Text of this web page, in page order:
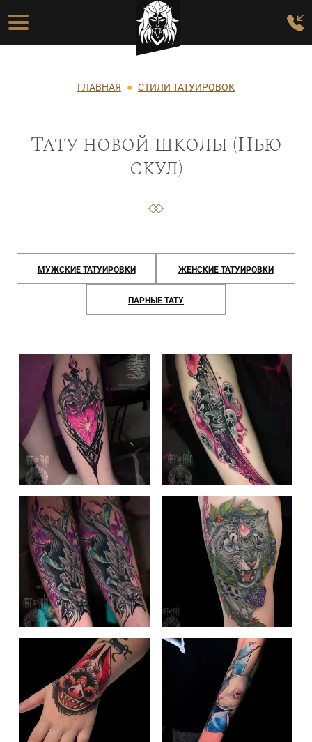
Перейти к основному содержанию
Основная навигация
Строка навигации
ГЛАВНАЯ СТИЛИ ТАТУИРОВОК
Тату новой школы (Нью
скул)
МУЖСКИЕ ТАТУИРОВКИ ЖЕНСКИЕ ТАТУИРОВКИ
ПАРНЫЕ ТАТУ